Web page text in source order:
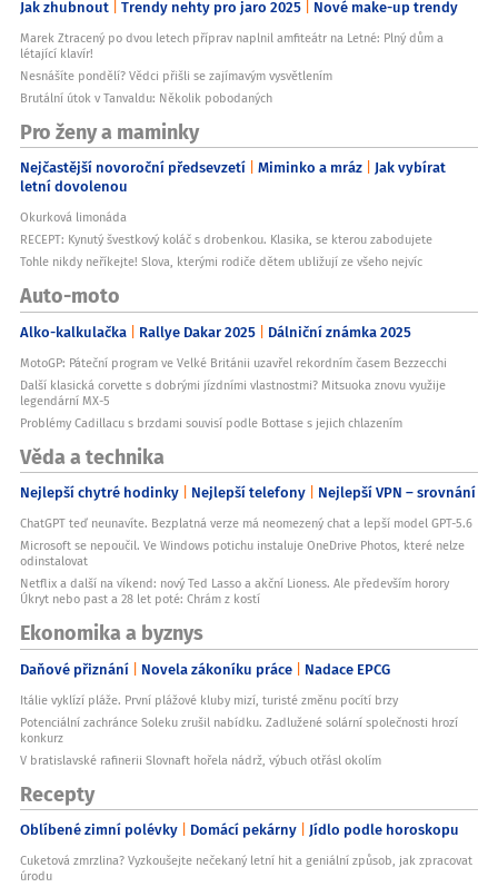
Jak zhubnout Trendy nehty pro jaro 2025 Nové make-up trendy
Marek Ztracený po dvou letech příprav naplnil amfiteátr na Letné: Plný dům a
létající klavír!
Nesnášíte pondělí? Vědci přišli se zajímavým vysvětlením
Brutální útok v Tanvaldu: Několik pobodaných
Pro ženy a maminky
Nejčastější novoroční předsevzetí Miminko a mráz Jak vybírat
letní dovolenou
Okurková limonáda
RECEPT: Kynutý švestkový koláč s drobenkou. Klasika, se kterou zabodujete
Tohle nikdy neříkejte! Slova, kterými rodiče dětem ubližují ze všeho nejvíc
Auto-moto
Alko-kalkulačka Rallye Dakar 2025 Dálniční známka 2025
MotoGP: Páteční program ve Velké Británii uzavřel rekordním časem Bezzecchi
Další klasická corvette s dobrými jízdními vlastnostmi? Mitsuoka znovu využije
legendární MX-5
Problémy Cadillacu s brzdami souvisí podle Bottase s jejich chlazením
Věda a technika
Nejlepší chytré hodinky Nejlepší telefony Nejlepší VPN – srovnání
ChatGPT teď neunavíte. Bezplatná verze má neomezený chat a lepší model GPT-5.6
Microsoft se nepoučil. Ve Windows potichu instaluje OneDrive Photos, které nelze
odinstalovat
Netflix a další na víkend: nový Ted Lasso a akční Lioness. Ale především horory
Úkryt nebo past a 28 let poté: Chrám z kostí
Ekonomika a byznys
Daňové přiznání Novela zákoníku práce Nadace EPCG
Itálie vyklízí pláže. První plážové kluby mizí, turisté změnu pocítí brzy
Potenciální zachránce Soleku zrušil nabídku. Zadlužené solární společnosti hrozí
konkurz
V bratislavské rafinerii Slovnaft hořela nádrž, výbuch otřásl okolím
Recepty
Oblíbené zimní polévky Domácí pekárny Jídlo podle horoskopu
Cuketová zmrzlina? Vyzkoušejte nečekaný letní hit a geniální způsob, jak zpracovat
úrodu